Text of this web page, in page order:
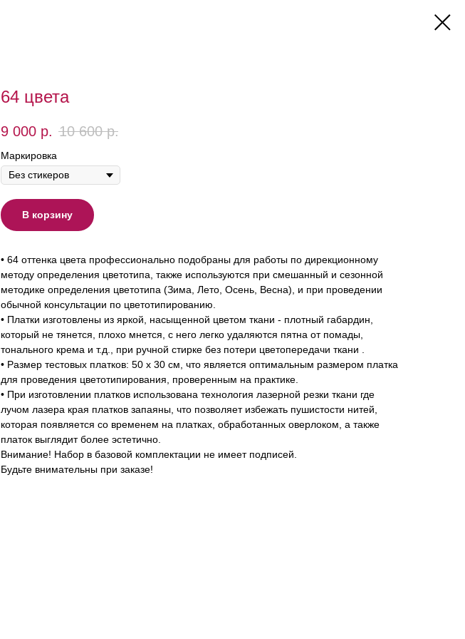
64 цвета
9 000 р. 10 600 р.
Маркировка
В корзину
• 64 оттенка цвета профессионально подобраны для работы по дирекционному
методу определения цветотипа, также используются при смешанный и сезонной
методике определения цветотипа (Зима, Лето, Осень, Весна), и при проведении
обычной консультации по цветотипированию.
• Платки изготовлены из яркой, насыщенной цветом ткани - плотный габардин,
который не тянется, плохо мнется, с него легко удаляются пятна от помады,
тонального крема и т.д., при ручной стирке без потери цветопередачи ткани .
• Размер тестовых платков: 50 х 30 см, что является оптимальным размером платка
для проведения цветотипирования, проверенным на практике.
• При изготовлении платков использована технология лазерной резки ткани где
лучом лазера края платков запаяны, что позволяет избежать пушистости нитей,
которая появляется со временем на платках, обработанных оверлоком, а также
платок выглядит более эстетично.
Внимание! Набор в базовой комплектации не имеет подписей.
Будьте внимательны при заказе!